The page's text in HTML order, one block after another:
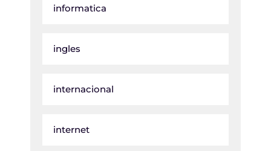
informatica
ingles
internacional
internet